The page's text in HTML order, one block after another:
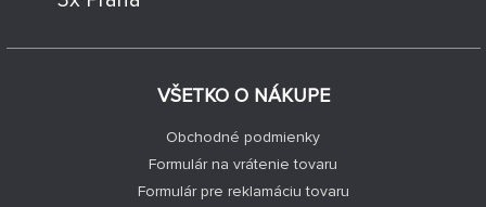
VŠETKO O NÁKUPE
Obchodné podmienky
Formulár na vrátenie tovaru
Formulár pre reklamáciu tovaru